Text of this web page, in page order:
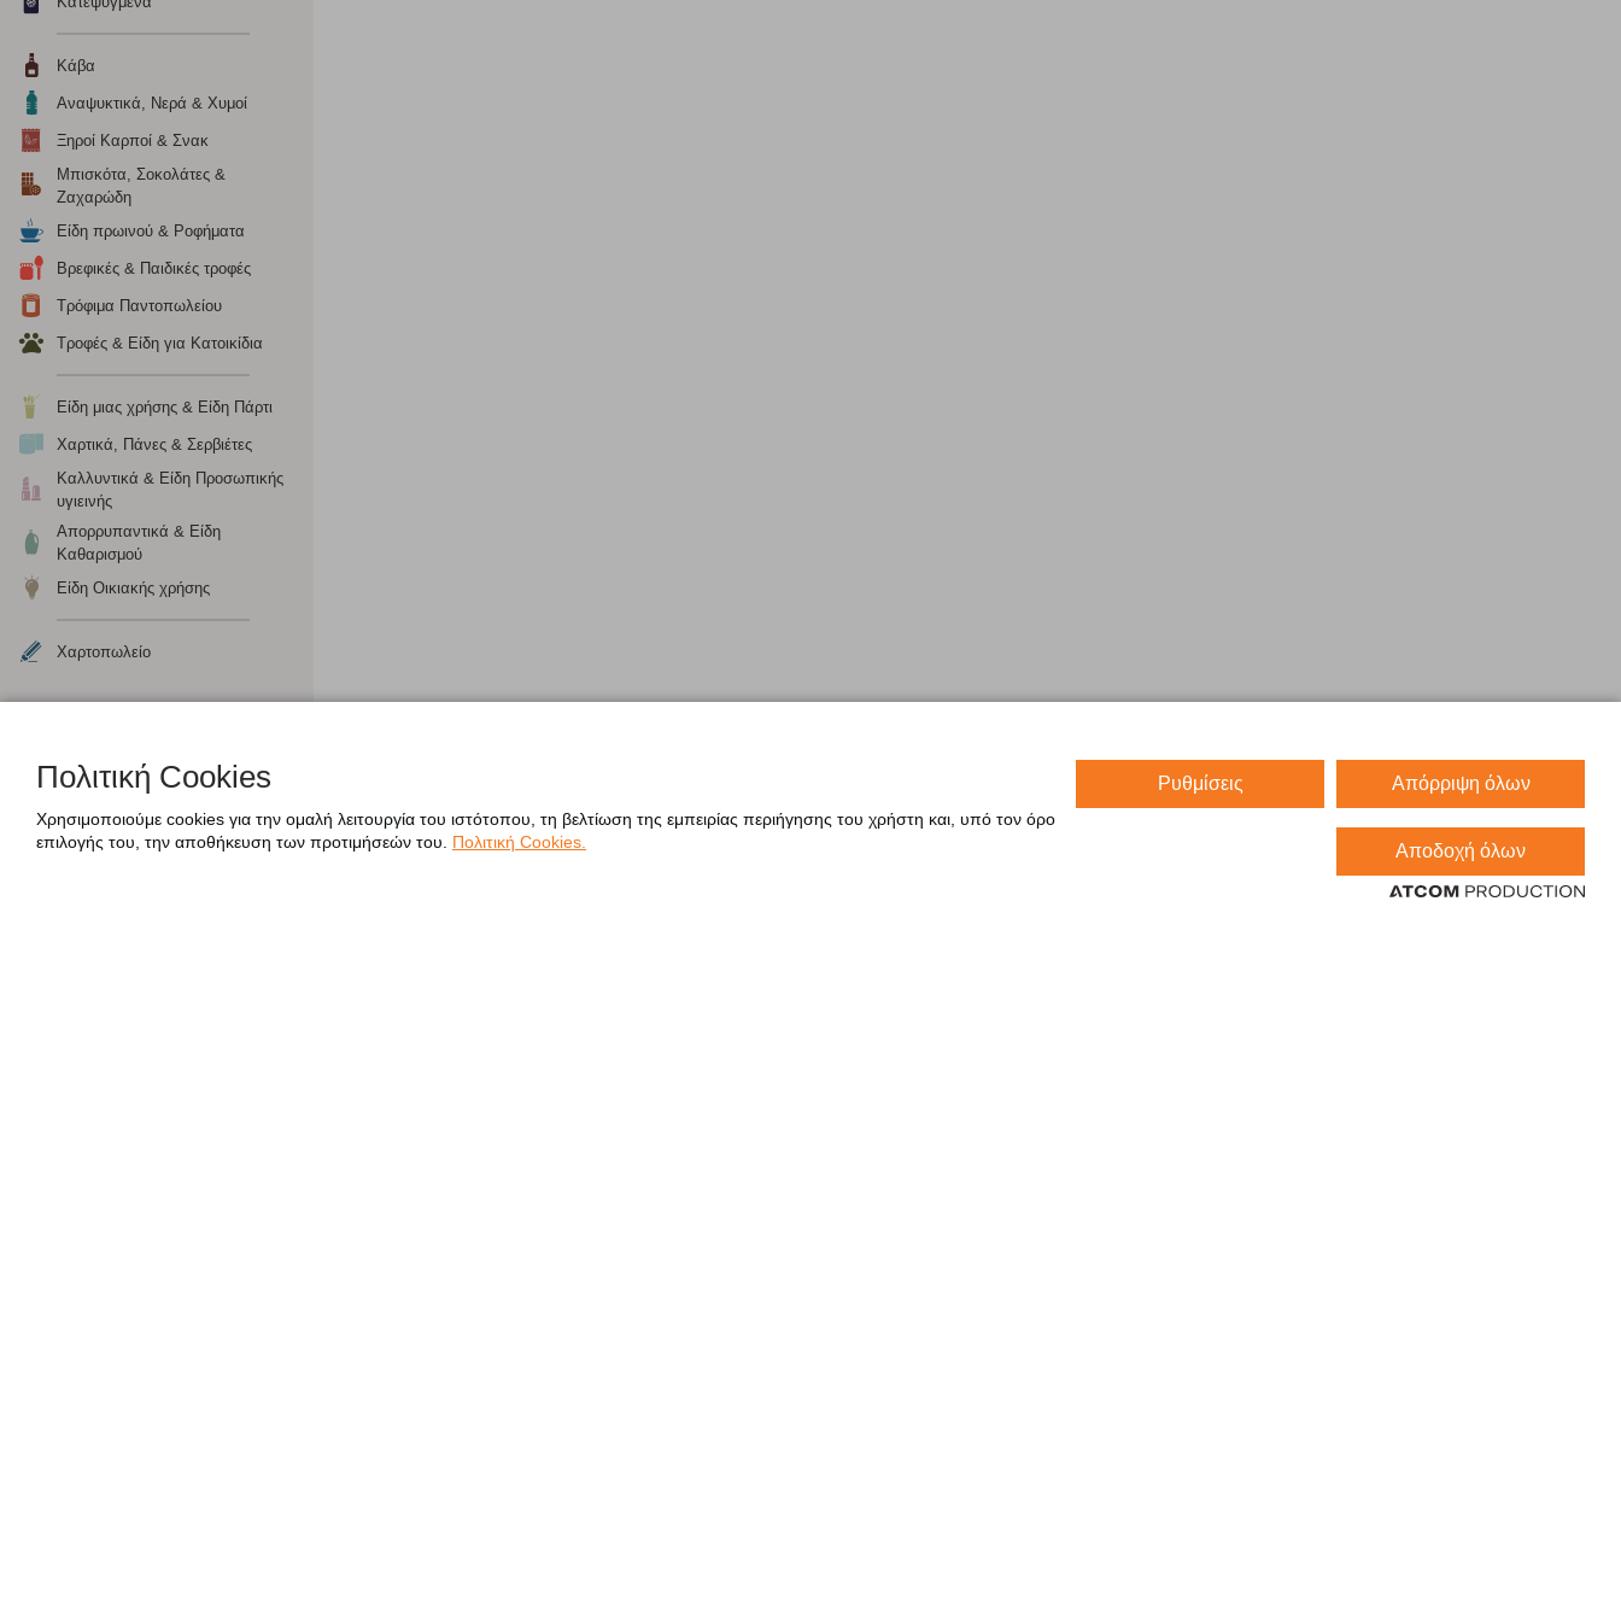
Κάβα
Αναψυκτικά, Νερά & Χυμοί
Ξηροί Καρποί & Σνακ
Μπισκότα, Σοκολάτες &
Ζαχαρώδη
Είδη πρωινού & Ροφήματα
Βρεφικές & Παιδικές τροφές
Τρόφιμα Παντοπωλείου
Τροφές & Είδη για Κατοικίδια
Είδη μιας χρήσης & Είδη Πάρτι
Χαρτικά, Πάνες & Σερβιέτες
Καλλυντικά & Είδη Προσωπικής
υγιεινής
Απορρυπαντικά & Είδη
Καθαρισμού
Είδη Οικιακής χρήσης
Χαρτοπωλείο
Πολιτική Cookies
Χρησιμοποιούμε cookies για την ομαλή λειτουργία του ιστότοπου, τη βελτίωση της εμπειρίας περιήγησης του χρήστη και, υπό τον όρο
επιλογής του, την αποθήκευση των προτιμήσεών του.
Πολιτική Cookies.
Ρυθμίσεις Απόρριψη όλων
Αποδοχή όλων
το πρόγραμμα περιήγησης και τη συσκευή σας. Αν δεν επιλέξετε τη συγκεκριμένη κατηγορία cookies, δεν θα λαμβάνετε στοχευμένες διαφημίσεις μας σε διαφορετικούς ιστότοπους.
Η συγκεκριμένη κατηγορία cookies μας δίνει τη δυνατότητα να ενημερωνόμαστε για την επισκεψιμότητα του ιστότοπού μας, ώστε να μπορούμε να βελτιώσουμε την απόδοσή του. Μας βοηθούν
τα cookies είναι συγκεντρωτικές και, συνεπώς, ανώνυμες. Αν δεν επιτρέψετε την αποδοχή αυτής της κατηγορίας cookies, δεν θα γνωρίζουμε πότε έχετε επισκεφθεί την τοποθεσία μας.
αποκλείει ή να σας ειδοποιεί σχετικά με αυτά τα cookies, με το ενδεχόμενο σε αυτήν την περίπτωση ορισμένα τμήματα του ιστότοπου να μη λειτουργούν.